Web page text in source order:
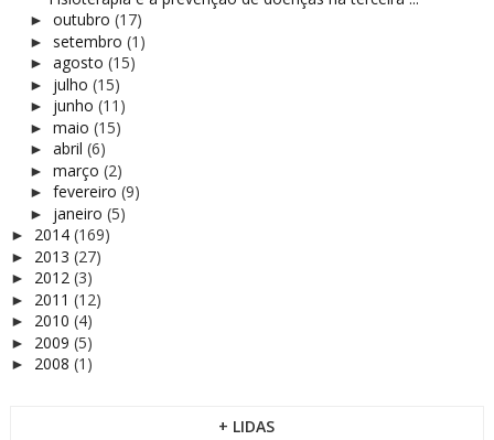
► outubro (17)
► setembro (1)
► agosto (15)
► julho (15)
► junho (11)
► maio (15)
► abril (6)
► março (2)
► fevereiro (9)
► janeiro (5)
► 2014 (169)
► 2013 (27)
► 2012 (3)
► 2011 (12)
► 2010 (4)
► 2009 (5)
► 2008 (1)
+ LIDAS